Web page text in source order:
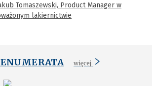
Tomaszewski, Product Manager w
lakiernictwie
więcej